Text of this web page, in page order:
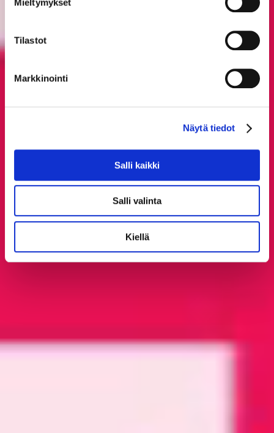
Tilastot
Markkinointi
Näytä tiedot
Salli kaikki
Salli valinta
Kiellä